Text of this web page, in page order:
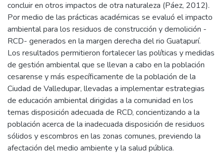
concluir en otros impactos de otra naturaleza (Páez, 2012).
Por medio de las prácticas académicas se evaluó el impacto
ambiental para los residuos de construcción y demolición -
RCD- generados en la margen derecha del rio Guatapurí.
Los resultados permitieron fortalecer las políticas y medidas
de gestión ambiental que se llevan a cabo en la población
cesarense y más específicamente de la población de la
Ciudad de Valledupar, llevadas a implementar estrategias
de educación ambiental dirigidas a la comunidad en los
temas disposición adecuada de RCD, concientizando a la
población acerca de la inadecuada disposición de residuos
sólidos y escombros en las zonas comunes, previendo la
afectación del medio ambiente y la salud pública.